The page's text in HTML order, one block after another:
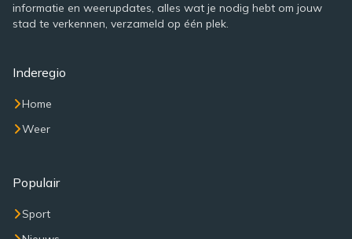
informatie en weerupdates, alles wat je nodig hebt om jouw
stad te verkennen, verzameld op één plek.
Inderegio
Home
Weer
Populair
Sport